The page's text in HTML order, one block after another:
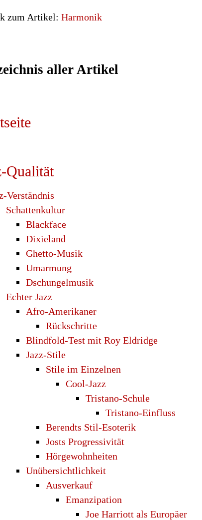
zum Artikel:Harmonik
aller Artikel
Qualität
Verständnis
Schattenkultur
Blackface
Dixieland
Ghetto-Musik
Umarmung
Dschungelmusik
Echter Jazz
Afro-Amerikaner
Rückschritte
Blindfold-Test mit Roy Eldridge
Jazz-Stile
Stile im Einzelnen
Cool-Jazz
Tristano-Schule
Tristano-Einfluss
Berendts Stil-Esoterik
Josts Progressivität
Hörgewohnheiten
Unübersichtlichkeit
Ausverkauf
Emanzipation
Joe Harriott als Europäer